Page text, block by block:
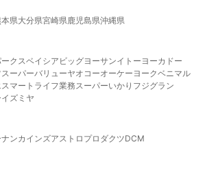
県大分県宮崎県 鹿児島県沖縄県
クスベイシア ビッグヨーサンイトーヨーカドー
スーパーバリューヤオコーオーケー ヨークベニマル
マート ライフ業務スーパーいかり フジグラン
イズミヤ
ンカインズアストロプロダクツDCM